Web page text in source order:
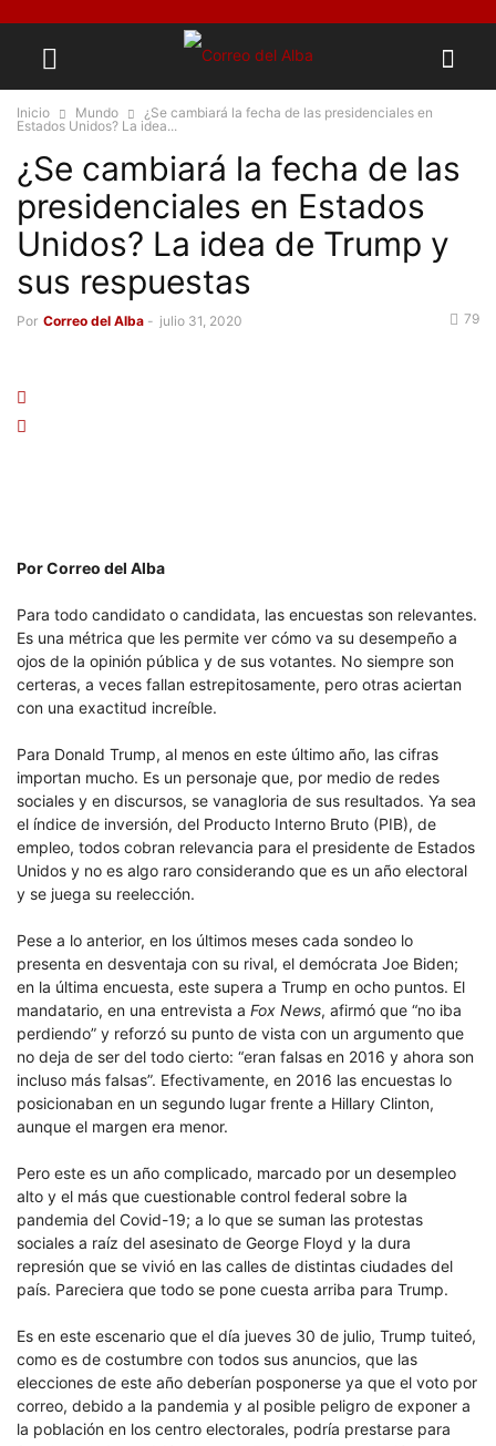
Inicio Mundo
¿Se cambiará la fecha de las presidenciales en
Estados Unidos? La idea...
¿Se cambiará la fecha de las
presidenciales en Estados
Unidos? La idea de Trump y
sus respuestas
Por Correo del Alba - julio 31, 2020 79
Por Correo del Alba
Para todo candidato o candidata, las encuestas son relevantes.
Es una métrica que les permite ver cómo va su desempeño a
ojos de la opinión pública y de sus votantes. No siempre son
certeras, a veces fallan estrepitosamente, pero otras aciertan
con una exactitud increíble.
Para Donald Trump, al menos en este último año, las cifras
importan mucho. Es un personaje que, por medio de redes
sociales y en discursos, se vanagloria de sus resultados. Ya sea
el índice de inversión, del Producto Interno Bruto (PIB), de
empleo, todos cobran relevancia para el presidente de Estados
Unidos y no es algo raro considerando que es un año electoral
y se juega su reelección.
Pese a lo anterior, en los últimos meses cada sondeo lo
presenta en desventaja con su rival, el demócrata Joe Biden;
en la última encuesta, este supera a Trump en ocho puntos. El
mandatario, en una entrevista a Fox News, afirmó que “no iba
perdiendo” y reforzó su punto de vista con un argumento que
no deja de ser del todo cierto: “eran falsas en 2016 y ahora son
incluso más falsas”. Efectivamente, en 2016 las encuestas lo
posicionaban en un segundo lugar frente a Hillary Clinton,
aunque el margen era menor.
Pero este es un año complicado, marcado por un desempleo
alto y el más que cuestionable control federal sobre la
pandemia del Covid-19; a lo que se suman las protestas
sociales a raíz del asesinato de George Floyd y la dura
represión que se vivió en las calles de distintas ciudades del
país. Pareciera que todo se pone cuesta arriba para Trump.
Es en este escenario que el día jueves 30 de julio, Trump tuiteó,
como es de costumbre con todos sus anuncios, que las
elecciones de este año deberían posponerse ya que el voto por
correo, debido a la pandemia y al posible peligro de exponer a
la población en los centro electorales, podría prestarse para